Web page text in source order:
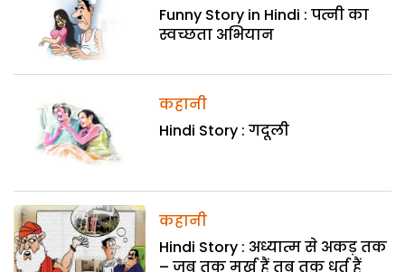
Funny Story in Hindi : पत्नी का
स्वच्छता अभियान
कहानी
Hindi Story : गदूली
कहानी
Hindi Story : अध्यात्म से अकड़ तक
– जब तक मूर्ख हैं तब तक धूर्त हैं